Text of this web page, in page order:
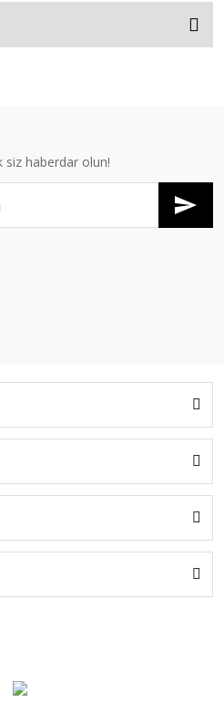
siz haberdar olun!